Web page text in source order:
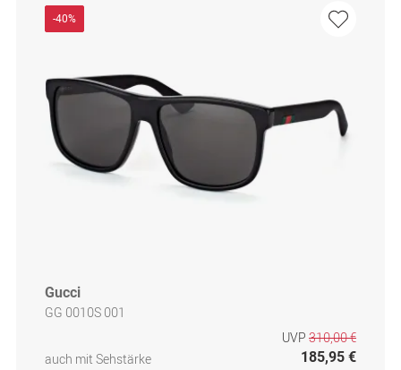
-40%
Gucci
GG 0010S 001
auch mit Sehstärke
UVP 310,00 €
185,95 €